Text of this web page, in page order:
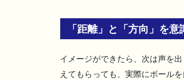
「距離」と「方向」を意
イメージができたら、次は声を
えてもらっても、実際にボール